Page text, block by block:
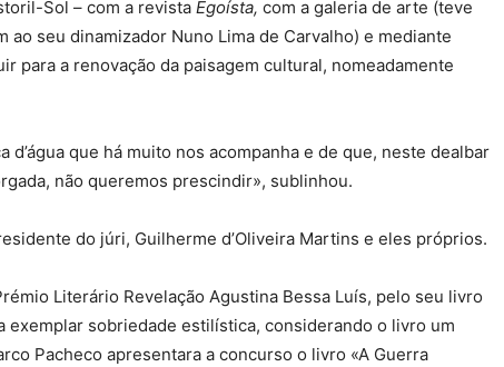
Sol – com a revista Egoísta, com a galeria de arte (teve
ao seu dinamizador Nuno Lima de Carvalho) e mediante
para a renovação da paisagem cultural, nomeadamente
d’água que há muito nos acompanha e de que, neste dealbar
não queremos prescindir», sublinhou.
do júri, Guilherme d’Oliveira Martins e eles próprios.
Literário Revelação Agustina Bessa Luís, pelo seu livro
exemplar sobriedade estilística, considerando o livro um
Pacheco apresentara a concurso o livro «A Guerra